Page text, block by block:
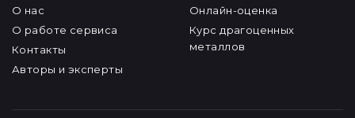
О нас
О работе сервиса
Контакты
Авторы и эксперты
Онлайн-оценка
Курс драгоценных
металлов